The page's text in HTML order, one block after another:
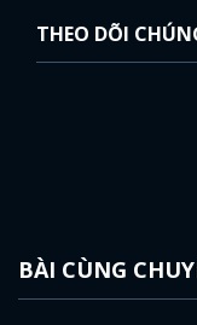
THEO DÕI
BÀI CÙNG